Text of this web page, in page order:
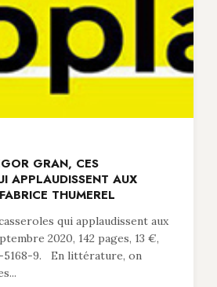
GRAN, CES
APPLAUDISSENT AUX
THUMEREL
qui applaudissent aux
2020, 142 pages, 13 €,
5168-9. En littérature, on